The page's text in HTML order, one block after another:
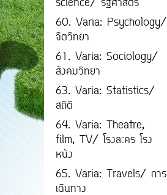
science/ รัฐศาสตร์
60. Varia: Psychology/
จิตวิทยา
61. Varia: Sociology/
สังคมวิทยา
63. Varia: Statistics/
สถิติ
64. Varia: Theatre,
film, TV/ โรงละคร โรง
หนัง
65. Varia: Travels/ การ
เดินทาง